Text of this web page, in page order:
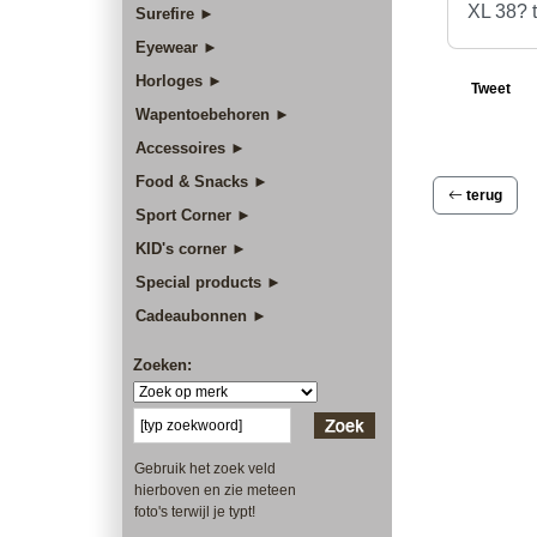
Surefire ►
Eyewear ►
Horloges ►
Wapentoebehoren ►
Accessoires ►
Food & Snacks ►
Sport Corner ►
KID's corner ►
Special products ►
Cadeaubonnen ►
Zoeken:
Gebruik het zoek veld
hierboven en zie meteen
foto's terwijl je typt!
XL 38?
Tweet
terug